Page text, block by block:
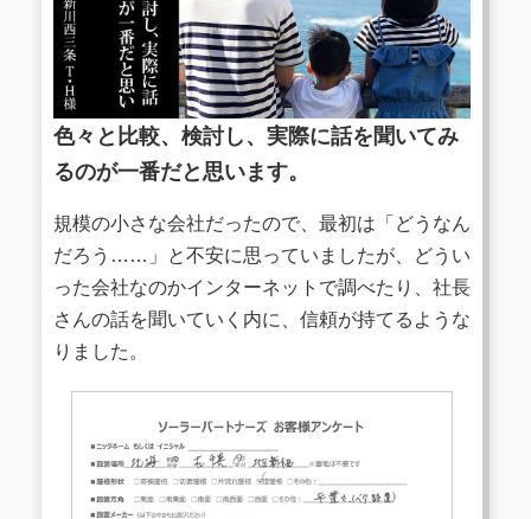
色々と比較、検討し、実際に話を聞いてみ
るのが一番だと思います。
規模の小さな会社だったので、最初は「どうなん
だろう……」と不安に思っていましたが、どうい
った会社なのかインターネットで調べたり、社長
さんの話を聞いていく内に、信頼が持てるような
りました。